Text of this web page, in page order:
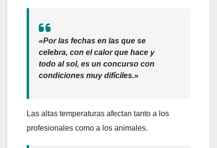
«Por las fechas en las que se
celebra, con el calor que hace y
todo al sol, es un concurso con
condiciones muy difíciles.»
Las altas temperaturas afectan tanto a los
profesionales como a los animales.